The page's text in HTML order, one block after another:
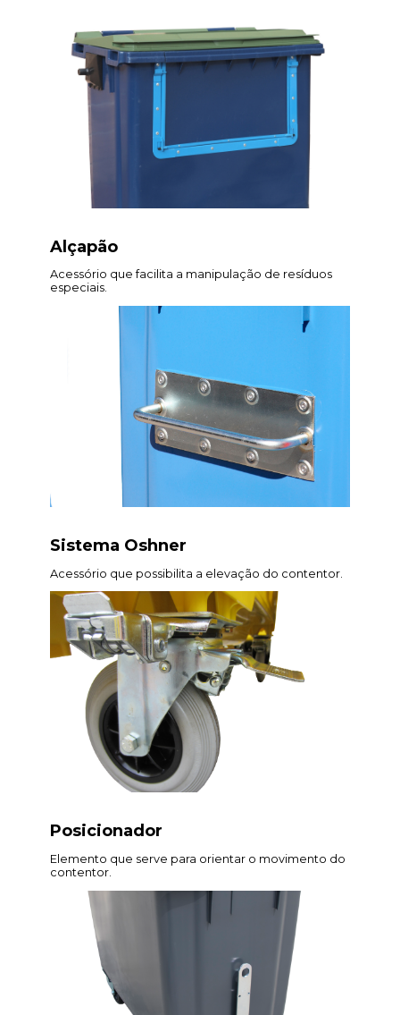
Alçapão
Acessório que facilita a manipulação de resíduos
especiais.
Sistema Oshner
Acessório que possibilita a elevação do contentor.
Posicionador
Elemento que serve para orientar o movimento do
contentor.